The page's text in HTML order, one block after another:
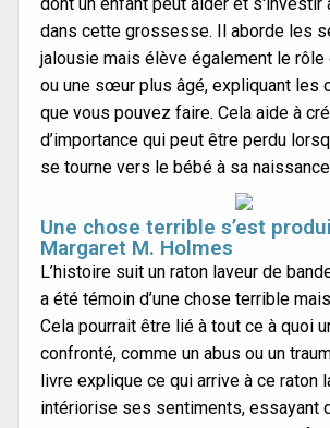
dans cette grossesse. Il aborde les
jalousie mais élève également le rôle
ou une sœur plus âgé, expliquant les
que vous pouvez faire. Cela aide à
d’importance qui peut être perdu
se tourne vers le bébé à sa
Une chose terrible s’est
Margaret M. Holmes
L’histoire suit un raton laveur de
a été témoin d’une chose terrible
Cela pourrait être lié à tout ce à quoi
confronté, comme un abus ou un
livre explique ce qui arrive à ce raton
intériorise ses sentiments, essayant